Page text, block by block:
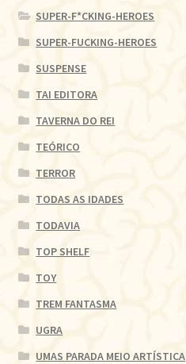
SUPER-F*CKING-HEROES
SUPER-FUCKING-HEROES
SUSPENSE
TAI EDITORA
TAVERNA DO REI
TEÓRICO
TERROR
TODAS AS IDADES
TODAVIA
TOP SHELF
TOY
TREM FANTASMA
UGRA
UMAS PARADA MEIO ARTÍSTICA